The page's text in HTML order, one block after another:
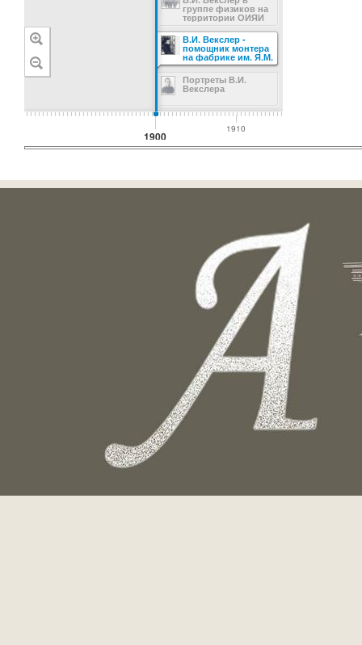
В.И. Векслер -
помощник монтера
на фабрике им. Я.М.
Свердлова
Портреты В.И.
Векслера
группе физиков на
территории ОИЯИ
1900
1910